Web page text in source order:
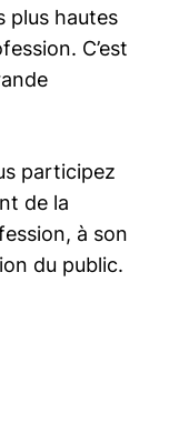
plus hautes
C’est
participez
de la
à son
du public.